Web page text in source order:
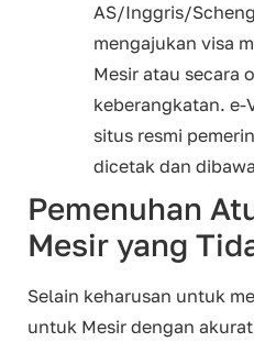
AS/Inggris/
mengajukan visa
Mesir atau secara
keberangkatan. e-
situs resmi
dicetak dan
Pemenuhan
Mesir yang
Selain keharusan untuk
untuk Mesir dengan